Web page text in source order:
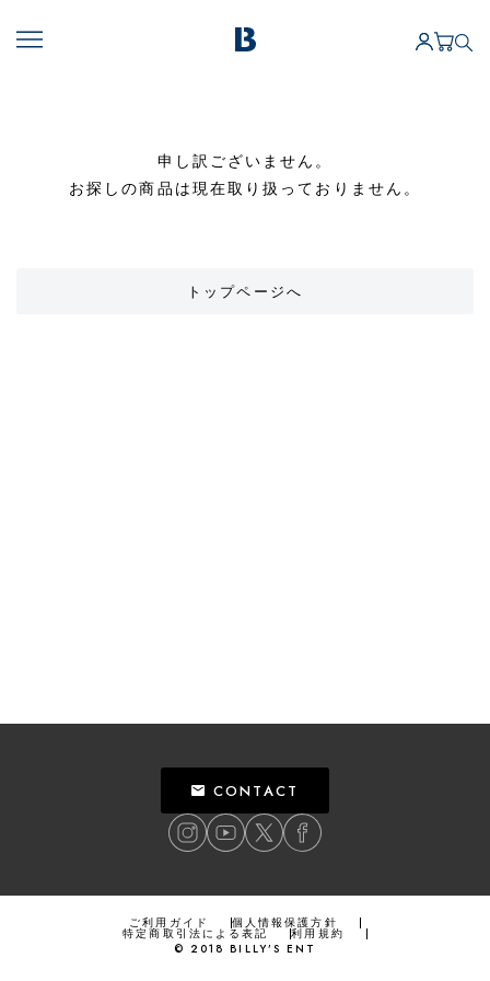
申し訳ございません。
お探しの商品は現在取り扱っておりません。
トップページへ
CONTACT
ご利用ガイド 個人情報保護方針
特定商取引法による表記
利用規約
© 2018 BILLY’S ENT